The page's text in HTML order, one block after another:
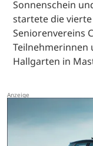
Sonnenschein
startete die
Seniorenvereins
Teilnehmerinnen
Hallgarten in